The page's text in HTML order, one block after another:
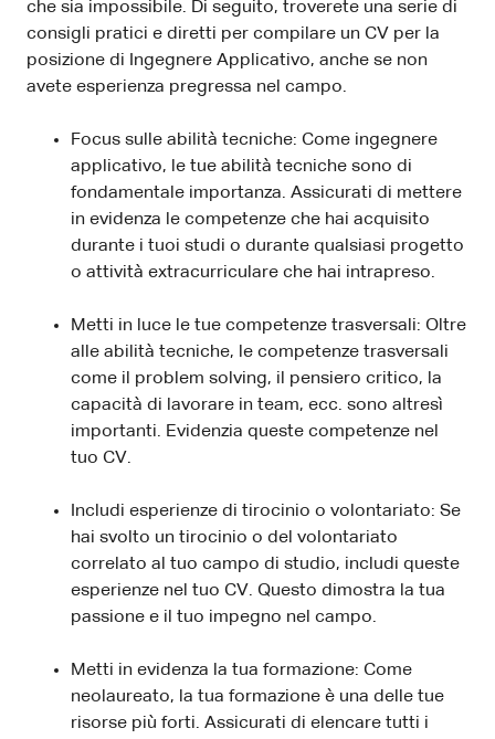
che sia impossibile. Di seguito, troverete una serie di
consigli pratici e diretti per compilare un CV per la
posizione di Ingegnere Applicativo, anche se non
avete esperienza pregressa nel campo.
Focus sulle abilità tecniche: Come ingegnere
applicativo, le tue abilità tecniche sono di
fondamentale importanza. Assicurati di mettere
in evidenza le competenze che hai acquisito
durante i tuoi studi o durante qualsiasi progetto
o attività extracurriculare che hai intrapreso.
Metti in luce le tue competenze trasversali: Oltre
alle abilità tecniche, le competenze trasversali
come il problem solving, il pensiero critico, la
capacità di lavorare in team, ecc. sono altresì
importanti. Evidenzia queste competenze nel
tuo CV.
Includi esperienze di tirocinio o volontariato: Se
hai svolto un tirocinio o del volontariato
correlato al tuo campo di studio, includi queste
esperienze nel tuo CV. Questo dimostra la tua
passione e il tuo impegno nel campo.
Metti in evidenza la tua formazione: Come
neolaureato, la tua formazione è una delle tue
risorse più forti. Assicurati di elencare tutti i